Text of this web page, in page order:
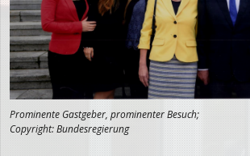
Prominente Gastgeber, prominenter Besuch;
Copyright: Bundesregierung